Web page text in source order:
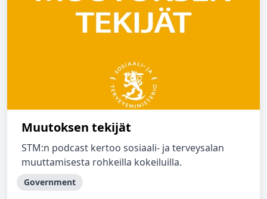
Muutoksen tekijät
STM:n podcast kertoo sosiaali- ja terveysalan
muuttamisesta rohkeilla kokeiluilla.
Government